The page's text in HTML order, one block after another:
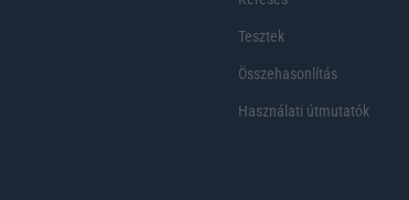
Tesztek
Összehasonlítás
Használati útmutatók